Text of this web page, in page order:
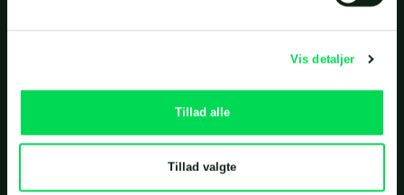
Vis detaljer
Tillad alle
Tillad valgte